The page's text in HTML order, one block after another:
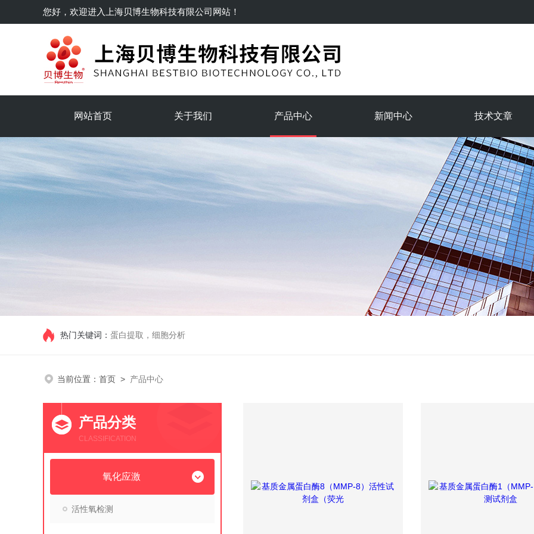
您好，欢迎进入 上海贝博生物科技有限公司网站！
网站首页 关于我们 产品中心 新闻中心 技术文章
热门关键词： 蛋白提取，细胞分析
当前位置： 首页 > 产品中心
产品分类
CLASSIFICATION
氧化应激
活性氧检测